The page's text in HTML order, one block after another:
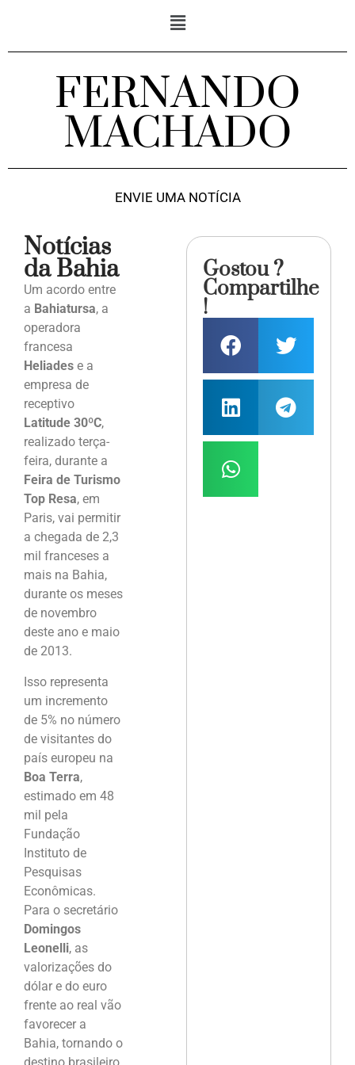
FERNANDO
MACHADO
ENVIE UMA NOTÍCIA
Notícias
da Bahia
Um acordo entre
a Bahiatursa, a
operadora
francesa
Heliades e a
empresa de
receptivo
Latitude 30ºC,
realizado terça-
feira, durante a
Feira de Turismo
Top Resa, em
Paris, vai permitir
a chegada de 2,3
mil franceses a
mais na Bahia,
durante os meses
de novembro
deste ano e maio
de 2013.
Isso representa
um incremento
de 5% no número
de visitantes do
país europeu na
Boa Terra,
estimado em 48
mil pela
Fundação
Instituto de
Pesquisas
Econômicas.
Para o secretário
Domingos
Leonelli, as
valorizações do
dólar e do euro
frente ao real vão
favorecer a
Bahia, tornando o
Gostou ?
Compartilhe
!